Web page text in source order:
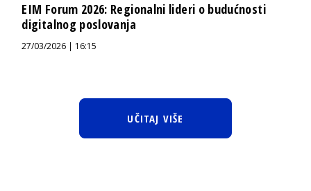
EIM Forum 2026: Regionalni lideri o budućnosti
digitalnog poslovanja
27/03/2026 | 16:15
UČITAJ VIŠE